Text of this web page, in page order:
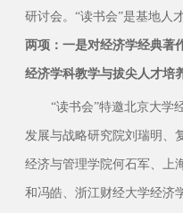
研讨会。“读书会”是基地人
两项：一是对经济学经典著
经济学科教学与拔尖人才培
“读书会”特邀北京大学
发展与战略研究院刘瑞明、
经济与管理学院何石军、上
和冯皓、浙江财经大学经济